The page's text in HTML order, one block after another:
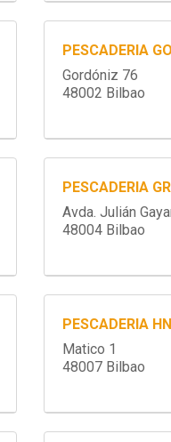
PESCADERIA
Gordóniz 76
48002 Bilbao
PESCADERIA
Avda. Julián
48004 Bilbao
PESCADERIA
Matico 1
48007 Bilbao